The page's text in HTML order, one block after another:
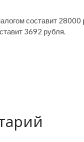
составит
3692 рубля.